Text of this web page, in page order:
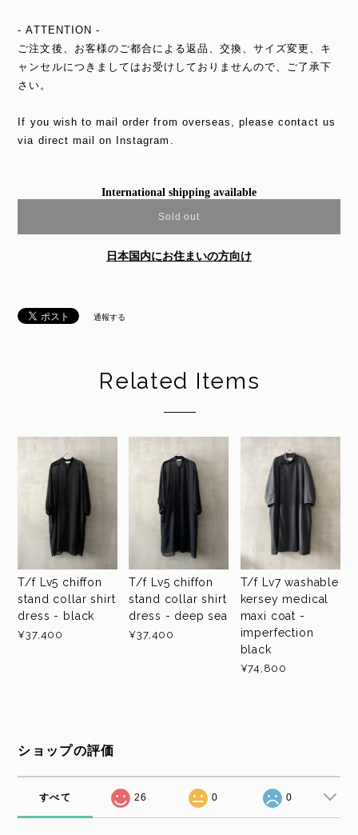
- ATTENTION -
ご注文後、お客様のご都合による返品、交換、サイズ変更、キ
ャンセルにつきましてはお受けしておりませんので、ご了承下
さい。
If you wish to mail order from overseas, please contact us
via direct mail on Instagram.
International shipping available
Sold out
日本国内にお住まいの方向け
通報する
Related Items
T/f Lv5 chiffon
stand collar shirt
dress - black
¥37,400
T/f Lv5 chiffon
stand collar shirt
dress - deep sea
¥37,400
T/f Lv7 washable
kersey medical
maxi coat -
imperfection
black
¥74,800
ショップの評価
すべて 26 0 0